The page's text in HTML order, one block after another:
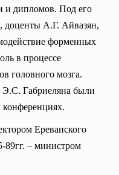
и дипломов. Под его
А.Г. Айвазян,
форменных
в процессе
головного мозга.
Э.С. Габриеляна были
Ереванского
89гг. – министром